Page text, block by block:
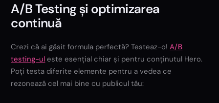
A/B Testing și optimizarea
continuă
Crezi că ai găsit formula perfectă? Testeaz-o!A/B
testing-ul este esențial chiar și pentru conținutul Hero.
Poți testa diferite elemente pentru a vedea ce
rezonează cel mai bine cu publicul tău: